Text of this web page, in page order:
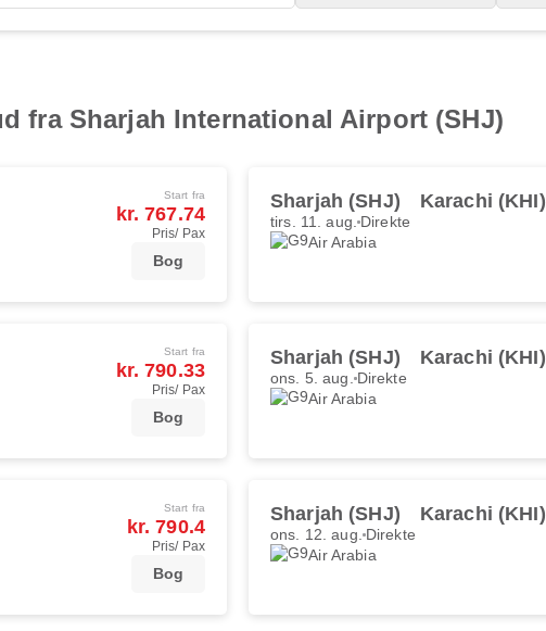
fra Sharjah International Airport (SHJ)
Start fra
kr. 767.74
Pris/ Pax
Bog
Sharjah (SHJ) Karachi (KHI)
tirs. 11. aug. Direkte
Air Arabia
Start fra
kr. 790.33
Pris/ Pax
Bog
Sharjah (SHJ) Karachi (KHI)
ons. 5. aug. Direkte
Air Arabia
Start fra
kr. 790.4
Pris/ Pax
Bog
Sharjah (SHJ) Karachi (KHI)
ons. 12. aug. Direkte
Air Arabia